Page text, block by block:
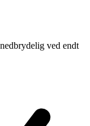
ved endt